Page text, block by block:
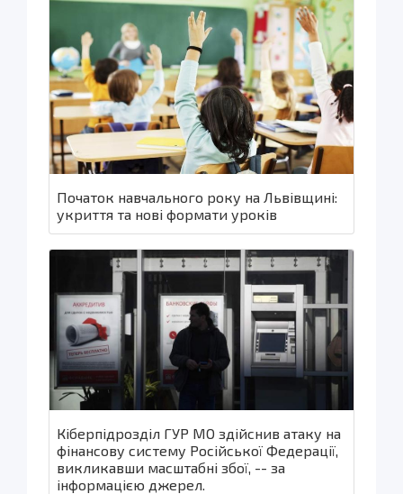
Початок навчального року на Львівщині:
укриття та нові формати уроків
Кіберпідрозділ ГУР МО здійснив атаку на
фінансову систему Російської Федерації,
викликавши масштабні збої, -- за
інформацією джерел.